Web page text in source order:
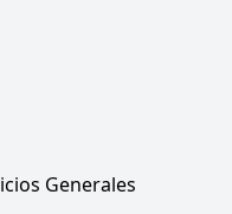
Generales